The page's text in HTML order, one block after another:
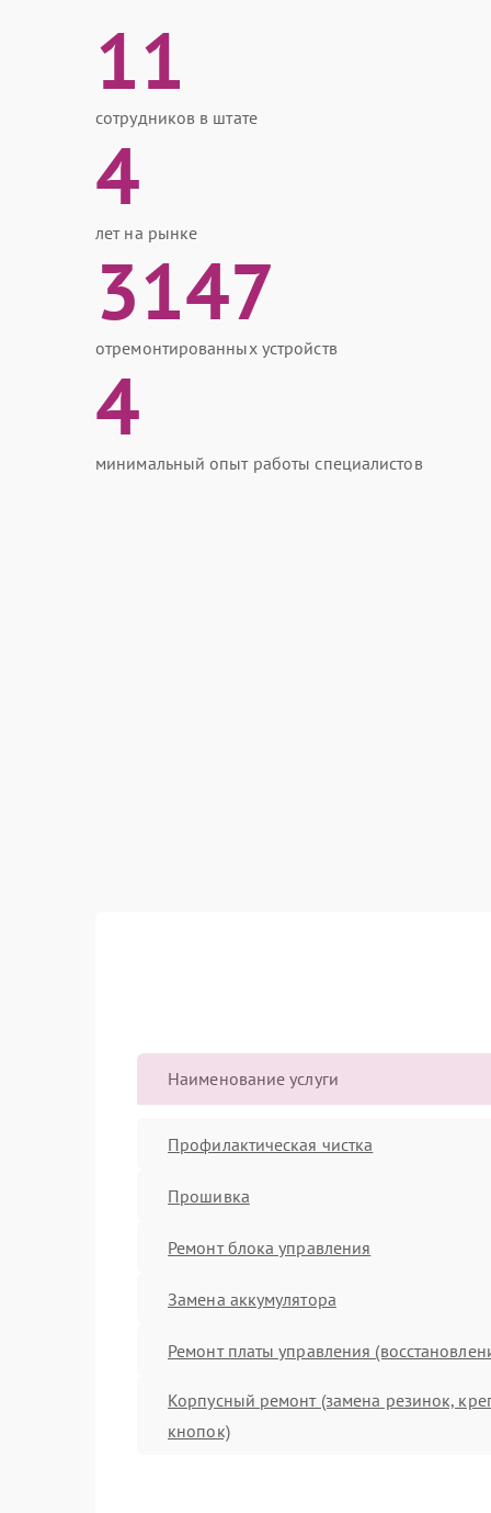
11
сотрудников в штате
4
лет на рынке
3147
отремонтированных устройств
4
минимальный опыт работы специалистов
Наименование услуги
Профилактическая чистка
Прошивка
Ремонт блока управления
Замена аккумулятора
Ремонт платы управления
Корпусный ремонт (замена резинок,
кнопок)